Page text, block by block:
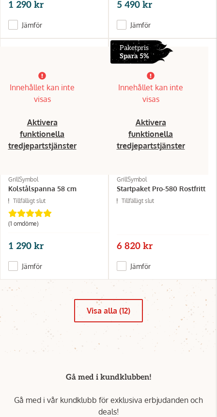
1 290 kr
Jämför
5 490 kr
Jämför
Innehållet kan inte
visas
Aktivera
funktionella
tredjepartstjänster
GrillSymbol
Kolstålspanna 58 cm
Tillfälligt slut
(1 omdöme)
1 290 kr
Jämför
Paketpris
Spara 5%
Innehållet kan inte
visas
Aktivera
funktionella
tredjepartstjänster
GrillSymbol
Startpaket Pro-580 Rostfritt
Tillfälligt slut
6 820 kr
Jämför
Visa alla (12)
Gå med i kundklubben!
Gå med i vår kundklubb för exklusiva erbjudanden och
deals!